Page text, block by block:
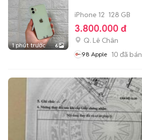
1 phút trước 6
iPhone 12 128 GB
3.800.000 đ
Q. Lê Chân
98 Apple 10 đã bán